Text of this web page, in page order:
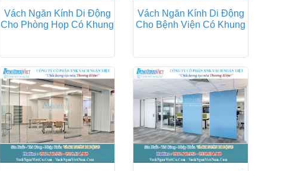
Vách Ngăn Kính Di Động
Cho Phòng Họp Có Khung
Vách Ngăn Kính Di Động
Cho Bệnh Viện Có Khung